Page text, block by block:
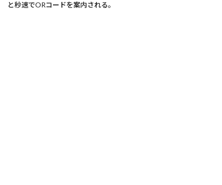
と秒速でORコードを案内される。